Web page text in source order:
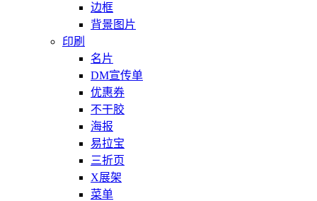
边框
背景图片
印刷
名片
DM宣传单
优惠券
不干胶
海报
易拉宝
三折页
X展架
菜单